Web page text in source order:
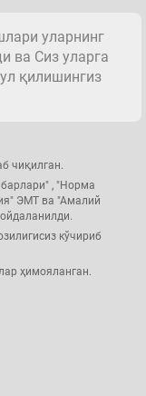
уларнинг
ва Сиз уларга
қилишингиз
чиқилган.
, "Норма
ЭМТ ва "Амалий
кўчириб
ҳимояланган.